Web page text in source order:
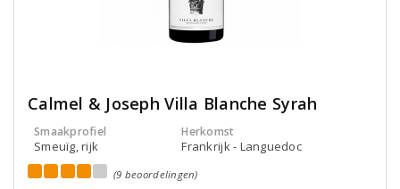
Calmel & Joseph Villa Blanche Syrah
Smaakprofiel
Smeuïg, rijk
Herkomst
Frankrijk - Languedoc
(9 beoordelingen)